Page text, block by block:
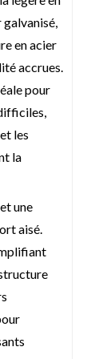
galvanisé,
en acier
accrues.
pour
les
la
une
aisé.
équipe
rêves. Nous
n'hésitez pas à
nous dès